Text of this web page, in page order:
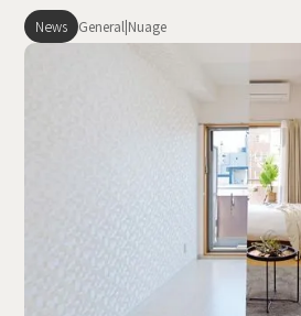
News General|Nuage